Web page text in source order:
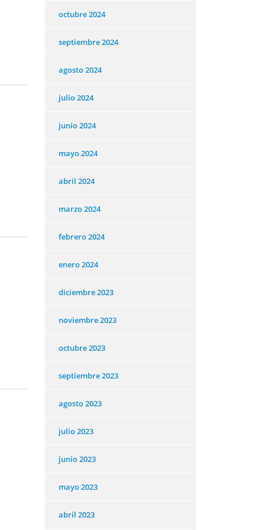
octubre 2024
septiembre 2024
agosto 2024
julio 2024
junio 2024
mayo 2024
abril 2024
marzo 2024
febrero 2024
enero 2024
diciembre 2023
noviembre 2023
octubre 2023
septiembre 2023
agosto 2023
julio 2023
junio 2023
mayo 2023
abril 2023